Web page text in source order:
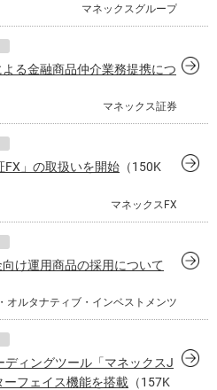
マネックスグループ
る金融商品仲介業務提携につ
マネックス証券
FX」の取扱いを開始 （150K
マネックスFX
け運用商品の採用について
オルタナティブ・インベストメンツ
ィングツール「マネックスJ
フェイス機能を搭載 （157K